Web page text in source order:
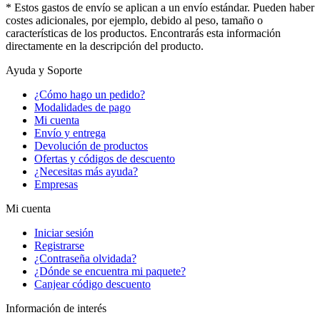
* Estos gastos de envío se aplican a un envío estándar. Pueden haber
costes adicionales, por ejemplo, debido al peso, tamaño o
características de los productos. Encontrarás esta información
directamente en la descripción del producto.
Ayuda y Soporte
¿Cómo hago un pedido?
Modalidades de pago
Mi cuenta
Envío y entrega
Devolución de productos
Ofertas y códigos de descuento
¿Necesitas más ayuda?
Empresas
Mi cuenta
Iniciar sesión
Registrarse
¿Contraseña olvidada?
¿Dónde se encuentra mi paquete?
Canjear código descuento
Información de interés